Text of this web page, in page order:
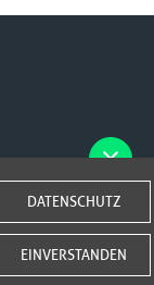
DATENSCHUTZ
EINVERSTANDEN